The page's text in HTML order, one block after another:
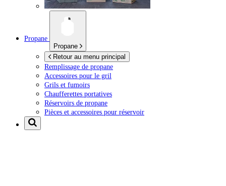
Propane
Propane
Retour au menu principal
Remplissage de propane
Accessoires pour le gril
Grils et fumoirs
Chaufferettes portatives
Réservoirs de propane
Pièces et accessoires pour réservoir